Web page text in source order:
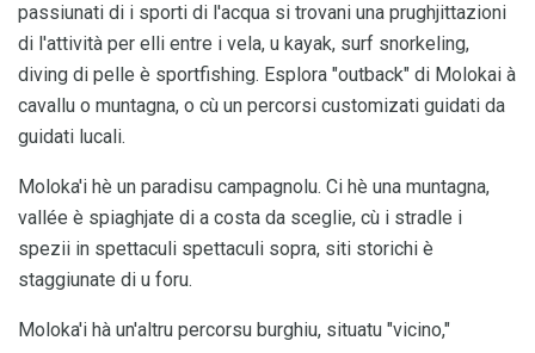
passiunati di i sporti di l'acqua si trovani una prughjittazioni
di l'attività per elli entre i vela, u kayak, surf snorkeling,
diving di pelle è sportfishing. Esplora "outback" di Molokai à
cavallu o muntagna, o cù un percorsi customizati guidati da
guidati lucali.
Moloka'i hè un paradisu campagnolu. Ci hè una muntagna,
vallée è spiaghjate di a costa da sceglie, cù i stradle i
spezii in spettaculi spettaculi sopra, siti storichi è
staggiunate di u foru.
Moloka'i hà un'altru percorsu burghiu, situatu "vicino,"